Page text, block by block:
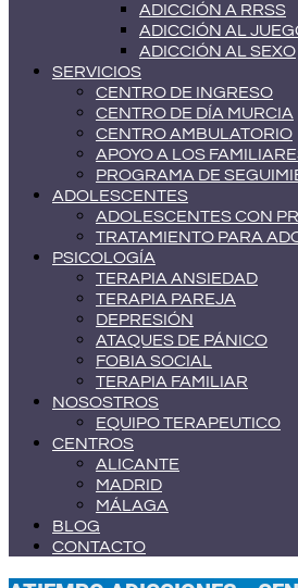
ADICCIÓN A RRSS
ADICCIÓN AL
ADICCIÓN AL SEXO
SERVICIOS
CENTRO DE INGRESO
CENTRO DE DÍA MURCIA
CENTRO AMBULATORIO
APOYO A LOS
PROGRAMA DE
ADOLESCENTES
ADOLESCENTES CON
TRATAMIENTO PARA
PSICOLOGÍA
TERAPIA ANSIEDAD
TERAPIA PAREJA
DEPRESIÓN
ATAQUES DE PÁNICO
FOBIA SOCIAL
TERAPIA FAMILIAR
NOSOSTROS
EQUIPO TERAPEUTICO
CENTROS
ALICANTE
MADRID
MÁLAGA
BLOG
CONTACTO